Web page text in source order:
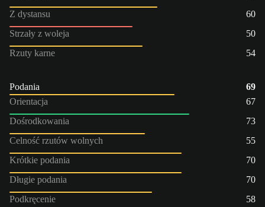
Z dystansu
60
Strzały z woleja
50
Rzuty karne
54
Podania
69
Orientacja
67
Dośrodkowania
73
Celność rzutów wolnych
55
Krótkie podania
70
Długie podania
70
Podkręcenie
58